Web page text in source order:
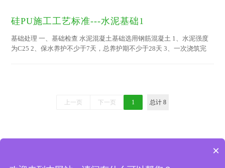
****用大量洁净的水冲洗 4、球场的纵轴线应为南北朝向，排水坡度可
冬夏热胀冷缩之后，场地...
硅PU施工工艺标准---水泥基础1
基础处理 一、基础检查 水泥混凝土基础选用钢筋混凝土 1、水泥强度
为C25 2、保水养护不少于7天，总养护期不少于28天 3、一次浇筑完
地基础应平整、密实，半径3米范围内误差不得超过3mm
上一页 下一页 1 总计 8
版权所有 © 2018-2021 扬州绿宝人造草坪有限公司 地址：中国 江苏
×